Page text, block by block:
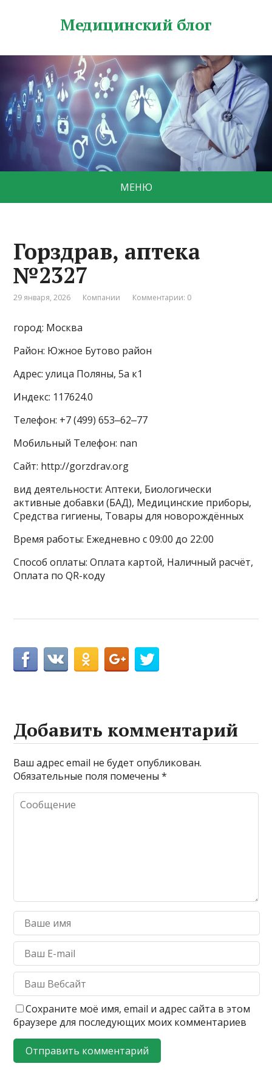
Медицинский блог
МЕНЮ
Горздрав, аптека
№2327
29 января, 2026 Компании Комментарии: 0
город: Москва
Район: Южное Бутово район
Адрес: улица Поляны, 5а к1
Индекс: 117624.0
Телефон: +7 (499) 653‒62‒77
Мобильный Телефон: nan
Сайт: http://gorzdrav.org
вид деятельности: Аптеки, Биологически
активные добавки (БАД), Медицинские приборы,
Средства гигиены, Товары для новорождённых
Время работы: Ежедневно с 09:00 до 22:00
Способ оплаты: Оплата картой, Наличный расчёт,
Оплата по QR-коду
Добавить комментарий
Ваш адрес email не будет опубликован.
Обязательные поля помечены*
Сохраните моё имя, email и адрес сайта в этом
браузере для последующих моих комментариев